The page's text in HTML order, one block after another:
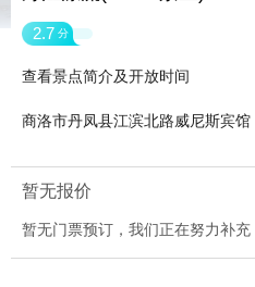
2.7 分
查看景点简介及开放时间
商洛市丹凤县江滨北路威尼斯宾馆
暂无报价
暂无门票预订，我们正在努力补充